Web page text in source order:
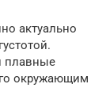
актуально
плавные
окружающим